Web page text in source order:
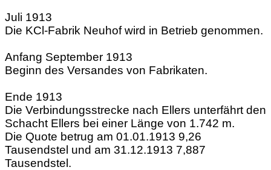
Juli 1913
Die KCl-Fabrik Neuhof wird in Betrieb genommen.
Anfang September 1913
Beginn des Versandes von Fabrikaten.
Ende 1913
Die Verbindungsstrecke nach Ellers unterfährt den
Schacht Ellers bei einer Länge von 1.742 m.
Die Quote betrug am 01.01.1913 9,26
Tausendstel und am 31.12.1913 7,887
Tausendstel.